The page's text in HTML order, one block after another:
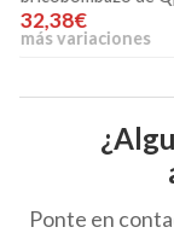
4,50€
Ponte en